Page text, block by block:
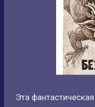
Эта